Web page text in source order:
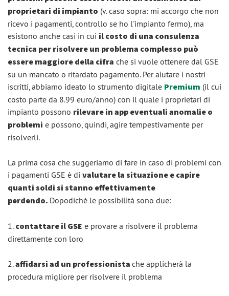
proprietari di impianto (v. caso sopra: mi accorgo che non
ricevo i pagamenti, controllo se ho l'impianto fermo), ma
esistono anche casi in cui il costo di una consulenza
tecnica per risolvere un problema complesso può
essere maggiore della cifra che si vuole ottenere dal GSE
su un mancato o ritardato pagamento. Per aiutare i nostri
iscritti, abbiamo ideato lo strumento digitale Premium (il cui
costo parte da 8.99 euro/anno) con il quale i proprietari di
impianto possono rilevare in app eventuali anomalie o
problemi e possono, quindi, agire tempestivamente per
risolverli.
La prima cosa che suggeriamo di fare in caso di problemi con
i pagamenti GSE è di valutare la situazione e capire
quanti soldi si stanno effettivamente
perdendo. Dopodichè le possibilità sono due:
1. contattare il GSE e provare a risolvere il problema
direttamente con loro
2.affidarsi ad un professionista che applicherà la
procedura migliore per risolvere il problema